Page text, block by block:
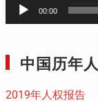
00:00
中国历年
2019年人权报告